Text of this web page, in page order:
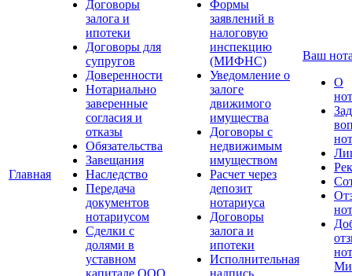
Главная
Договоры
залога и
ипотеки
Договоры для
супругов
Доверенности
Нотариально
заверенные
согласия и
отказы
Обязательства
Завещания
Наследство
Передача
документов
нотариусом
Сделки с
долями в
уставном
капитале ООО.
Формы
заявлений в
налоговую
инспекцию
(МИФНС)
Уведомление о
залоге
движимого
имущества
Договоры с
недвижимым
имуществом
Расчет через
депозит
нотариуса
Договоры
залога и
ипотеки
Исполнительная
надпись
Ваш
О